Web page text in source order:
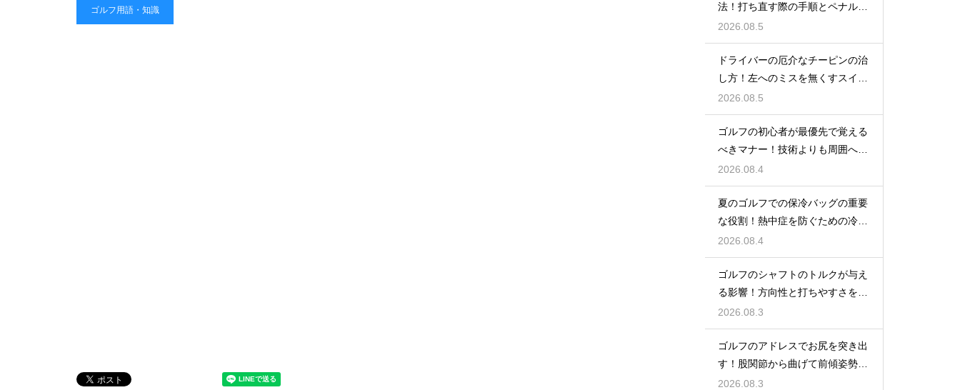
ゴルフ用語・知識
法！打ち直す際の手順とペナルテ
ィの扱い
2026.08.5
ドライバーの厄介なチーピンの治
し方！左へのミスを無くすスイン
グ改善
2026.08.5
ゴルフの初心者が最優先で覚える
べきマナー！技術よりも周囲への
配慮
2026.08.4
夏のゴルフでの保冷バッグの重要
な役割！熱中症を防ぐための冷た
い飲み物
2026.08.4
ゴルフのシャフトのトルクが与え
る影響！方向性と打ちやすさを決
める鍵
2026.08.3
ゴルフのアドレスでお尻を突き出
す！股関節から曲げて前傾姿勢を
確実に保つ
2026.08.3